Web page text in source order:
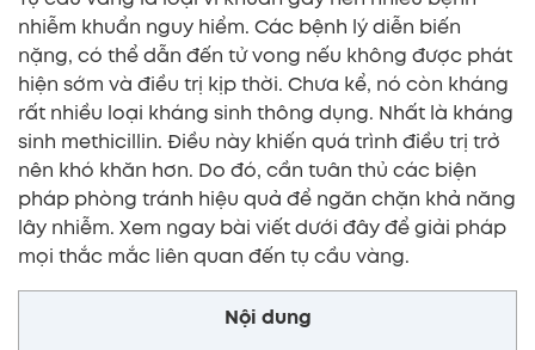
nhiễm khuẩn nguy hiểm. Các bệnh lý diễn biến
nặng, có thể dẫn đến tử vong nếu không được phát
hiện sớm và điều trị kịp thời. Chưa kể, nó còn kháng
rất nhiều loại kháng sinh thông dụng. Nhất là kháng
sinh methicillin. Điều này khiến quá trình điều trị trở
nên khó khăn hơn. Do đó, cần tuân thủ các biện
pháp phòng tránh hiệu quả để ngăn chặn khả năng
lây nhiễm. Xem ngay bài viết dưới đây để giải pháp
mọi thắc mắc liên quan đến tụ cầu vàng.
Nội dung